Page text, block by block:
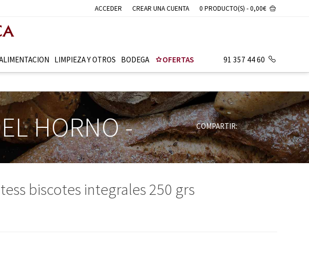
ACCEDER CREAR UNA CUENTA 0 PRODUCTO(S) - 0,00€
LIMPIEZA Y OTROS BODEGA OFERTAS 91 357 44 60
HORNO- COMPARTIR:
biscotes integrales 250 grs